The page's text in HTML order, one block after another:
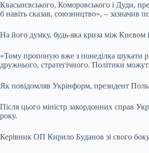
Квасьнєвського, Коморовського і Дуди,
б навіть сказав, союзництво», – зазначив
На його думку, будь-яка криза між Києвом
«Тому пропоную вже з понеділка шукати
дружнього, стратегічного. Політики
Як повідомляв Укрінформ, президент
Після цього міністр закордонних справ
року.
Керівник ОП Кирило Буданов зі свого